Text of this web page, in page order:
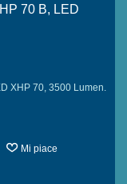
70 B, LED
XHP 70, 3500 Lumen.
Mi piace